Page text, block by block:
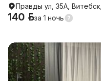
Правды ул, 35А,
140 р.за 1 ночь